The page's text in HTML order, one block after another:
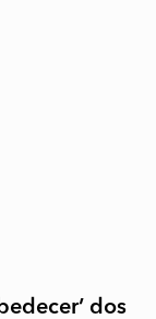
dos